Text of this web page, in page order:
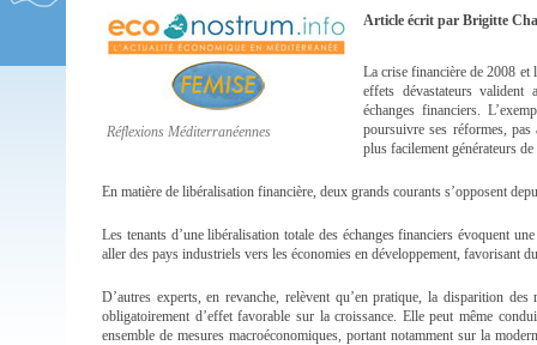
Réflexions Méditerranéennes
Article écrit par Brigitte
La crise financière de 2008 et
effets dévastateurs valident
échanges financiers.
poursuivre ses réformes, pas
plus facilement générateurs de
En matière de libéralisation financière, deux grands courants s’opposent
Les tenants d’une libéralisation totale des échanges financiers évoquent
aller des pays industriels vers les économies en développement, favorisant
D’autres experts, en revanche, relèvent qu’en pratique, la disparition
obligatoirement d’effet favorable sur la croissance. Elle peut même
ensemble de mesures macroéconomiques, portant notamment sur la